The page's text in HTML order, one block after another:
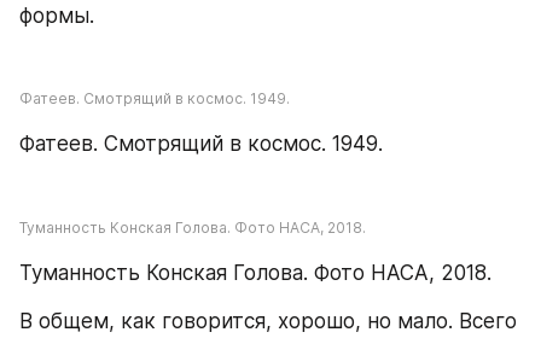
формы.
Фатеев. Смотрящий в космос. 1949.
Фатеев. Смотрящий в космос. 1949.
Туманность Конская Голова. Фото НАСА, 2018.
Туманность Конская Голова. Фото НАСА, 2018.
В общем, как говорится, хорошо, но мало. Всего